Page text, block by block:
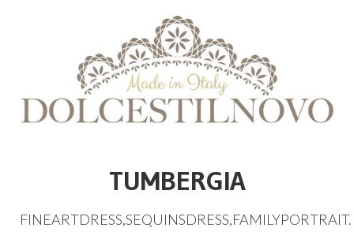
TUMBERGIA
FINEARTDRESS,SEQUINSDRESS,FAMILYPORTRAIT.